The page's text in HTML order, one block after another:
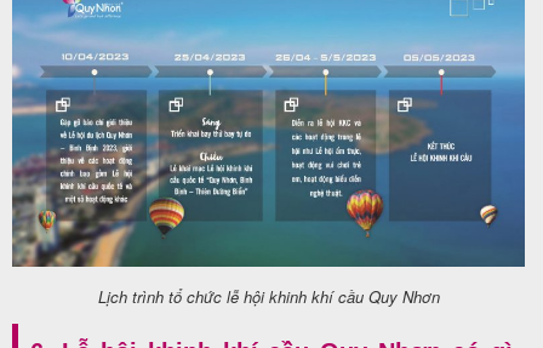
Lịch trình tổ chức lễ hội khinh khí cầu Quy Nhơn